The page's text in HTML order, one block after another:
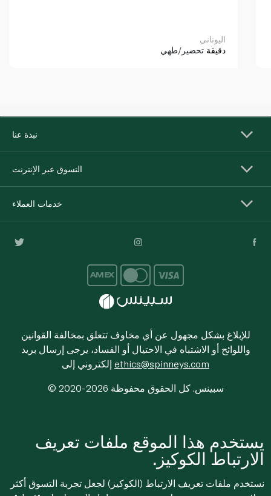
اليوناني
دقيقة تحضير/طهي
نبذة عنا
التسوق عبر الإنترنت
خدمات العملاء
للإبلاغ بشكل مجهول عن أي مخاوف تتعلق بمخالفة القوانين
واللوائح أو الاشتباه في الاحتيال أو الفساد، يرجى إرسال بريد
ethics@spinneys.com
© 2020-2026 سبينس. كل الحقوق محفوظة
يستخدم هذا الموقع ملفات تعريف
الارتباط الكوكيز.
نستخدم ملفات تعريف الارتباط (الكوكيز) لجعل تجربة التسوق أكثر